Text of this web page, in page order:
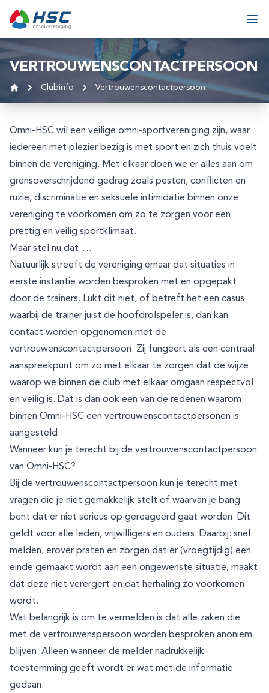
VERTROUWENSCONTACTPERSOON
Clubinfo Vertrouwenscontactpersoon
Omni-HSC wil een veilige omni-sportvereniging zijn, waar
iedereen met plezier bezig is met sport en zich thuis voelt
binnen de vereniging. Met elkaar doen we er alles aan om
grensoverschrijdend gedrag zoals pesten, conflicten en
ruzie, discriminatie en seksuele intimidatie binnen onze
vereniging te voorkomen om zo te zorgen voor een
prettig en veilig sportklimaat.
Maar stel nu dat….
Natuurlijk streeft de vereniging ernaar dat situaties in
eerste instantie worden besproken met en opgepakt
door de trainers. Lukt dit niet, of betreft het een casus
waarbij de trainer juist de hoofdrolspeler is, dan kan
contact worden opgenomen met de
vertrouwenscontactpersoon. Zij fungeert als een centraal
aanspreekpunt om zo met elkaar te zorgen dat de wijze
waarop we binnen de club met elkaar omgaan respectvol
en veilig is. Dat is dan ook een van de redenen waarom
binnen Omni-HSC een vertrouwenscontactpersonen is
aangesteld.
Wanneer kun je terecht bij de vertrouwenscontactpersoon
van Omni-HSC?
Bij de vertrouwenscontactpersoon kun je terecht met
vragen die je niet gemakkelijk stelt of waarvan je bang
bent dat er niet serieus op gereageerd gaat worden. Dit
geldt voor alle leden, vrijwilligers en ouders. Daarbij: snel
melden, erover praten en zorgen dat er (vroegtijdig) een
einde gemaakt wordt aan een ongewenste situatie, maakt
dat deze niet verergert en dat herhaling zo voorkomen
wordt.
Wat belangrijk is om te vermelden is dat alle zaken die
met de vertrouwenspersoon worden besproken anoniem
blijven. Alleen wanneer de melder nadrukkelijk
toestemming geeft wordt er wat met de informatie
gedaan.